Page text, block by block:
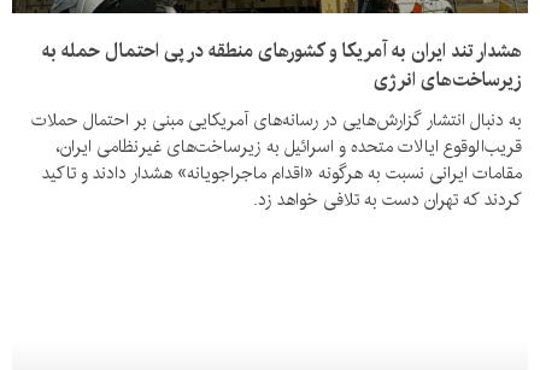
هشدار تند ایران به آمریکا و کشورهای منطقه در پی احتمال حمله به
زیرساخت‌های انرژی
به دنبال انتشار گزارش‌هایی در رسانه‌های آمریکایی مبنی بر احتمال حملات
قریب‌الوقوع ایالات متحده و اسرائیل به زیرساخت‌های غیرنظامی ایران،
مقامات ایرانی نسبت به هرگونه «اقدام ماجراجویانه» هشدار دادند و تاکید
کردند که تهران دست به تلافی خواهد زد.